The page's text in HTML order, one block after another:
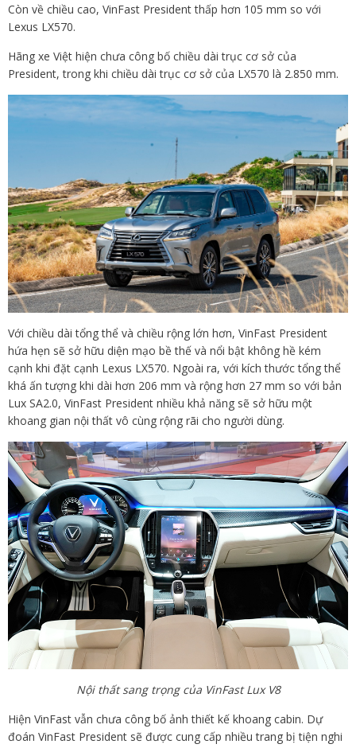
Còn về chiều cao, VinFast President thấp hơn 105 mm so với
Lexus LX570.
Hãng xe Việt hiện chưa công bố chiều dài trục cơ sở của
President, trong khi chiều dài trục cơ sở của LX570 là 2.850 mm.
Với chiều dài tổng thể và chiều rộng lớn hơn, VinFast President
hứa hẹn sẽ sở hữu diện mạo bề thế và nổi bật không hề kém
cạnh khi đặt cạnh Lexus LX570. Ngoài ra, với kích thước tổng thể
khá ấn tượng khi dài hơn 206 mm và rộng hơn 27 mm so với bản
Lux SA2.0, VinFast President nhiều khả năng sẽ sở hữu một
khoang gian nội thất vô cùng rộng rãi cho người dùng.
Nội thất sang trọng của VinFast Lux V8
Hiện VinFast vẫn chưa công bố ảnh thiết kế khoang cabin. Dự
đoán VinFast President sẽ được cung cấp nhiều trang bị tiện nghi